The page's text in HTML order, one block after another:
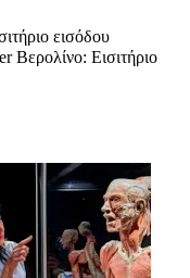
εισόδου
Εισιτήριο